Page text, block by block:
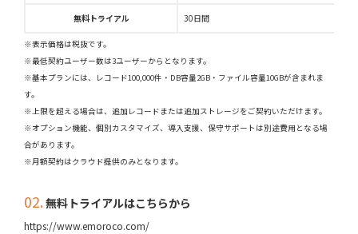
無料トライアル 30日間
※表示価格は税抜です。
※最低契約ユーザー数は3ユーザーからとなります。
※基本プランには、レコード100,000件・DB容量2GB・ファイル容量10GBが含まれま
す。
※上限を超える場合は、追加レコードまたは追加ストレージをご契約いただけます。
※オプション機能、個別カスタマイズ、導入支援、保守サポートは別途費用となる場
合があります。
※月額契約はクラウド提供のみとなります。
02.無料トライアルはこちらから
https://www.emoroco.com/